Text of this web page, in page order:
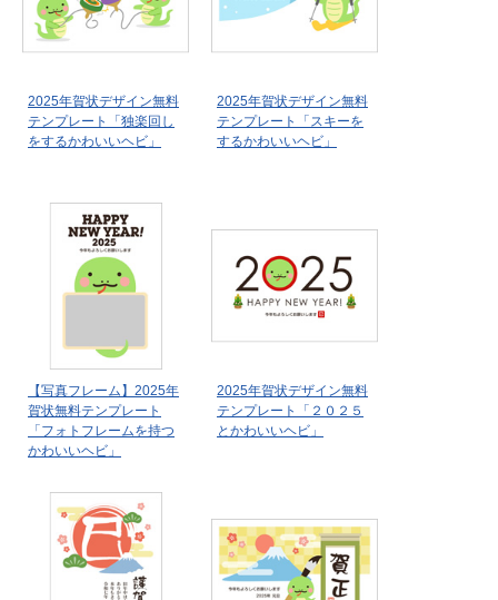
2025年賀状デザイン無料
テンプレート「独楽回し
をするかわいいヘビ」
2025年賀状デザイン無料
テンプレート「スキーを
するかわいいヘビ」
【写真フレーム】2025年
賀状無料テンプレート
「フォトフレームを持つ
かわいいヘビ」
2025年賀状デザイン無料
テンプレート「２０２５
とかわいいヘビ」